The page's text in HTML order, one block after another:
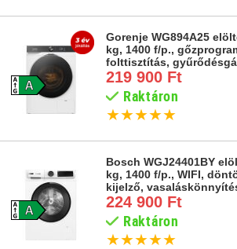
Gorenje WG894A25
kg, 1400 f/p.,
folttisztítás,
219 900 Ft
Raktáron
★★★★★
Bosch WGJ24401BY
kg, 1400 f/p., WIFI,
kijelző,
224 900 Ft
Raktáron
★★★★★